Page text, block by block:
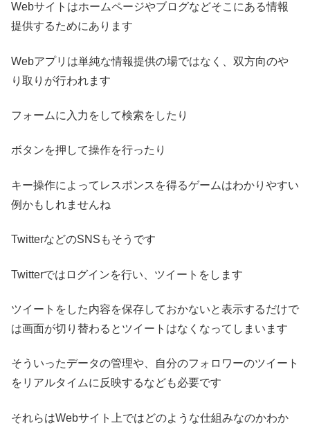
Webサイトはホームページやブログなどそこにある情報
提供するためにあります
Webアプリは単純な情報提供の場ではなく、双方向のや
り取りが行われます
フォームに入力をして検索をしたり
ボタンを押して操作を行ったり
キー操作によってレスポンスを得るゲームはわかりやすい
例かもしれませんね
TwitterなどのSNSもそうです
Twitterではログインを行い、ツイートをします
ツイートをした内容を保存しておかないと表示するだけで
は画面が切り替わるとツイートはなくなってしまいます
そういったデータの管理や、自分のフォロワーのツイート
をリアルタイムに反映するなども必要です
それらはWebサイト上ではどのような仕組みなのかわか